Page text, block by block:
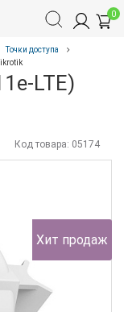
0
Точки доступа
LTE)
Код товара: 05174
Хит продаж